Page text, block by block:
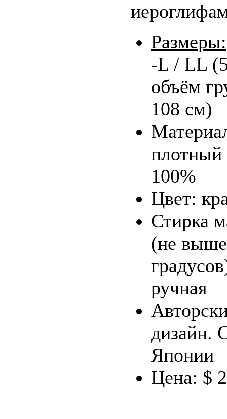
Размеры:
-L / LL
объём
108 см)
плотный
100%
Цвет:
Стирка
(не
ручная
дизайн.
Японии
Цена: $